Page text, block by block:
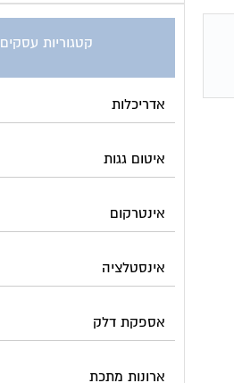
קטגוריות עסקים
אדריכלות
איטום גגות
אינטרקום
אינסטלציה
אספקת דלק
ארונות מתכת